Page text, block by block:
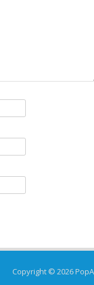
Copyright © 2026